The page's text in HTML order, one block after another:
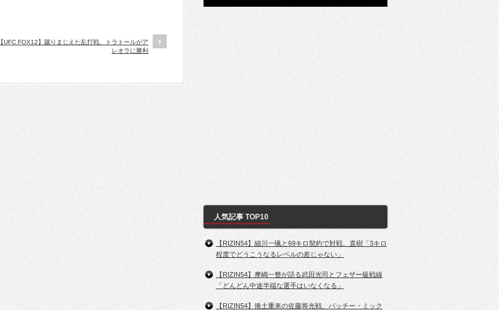
【UFC FOX12】蹴りまじえた乱打戦、トラトールがア
レオラに勝利
人気記事 TOP10
【RIZIN54】細川一颯と69キロ契約で対戦、直樹「3キロ
程度でどうこうなるレベルの差じゃない」
【RIZIN54】摩嶋一整が語る武田光司とフェザー級戦線
「どんどん中途半端な選手はいなくなる」
【RIZIN54】捲土重来の佐藤将光戦、パッチー・ミック